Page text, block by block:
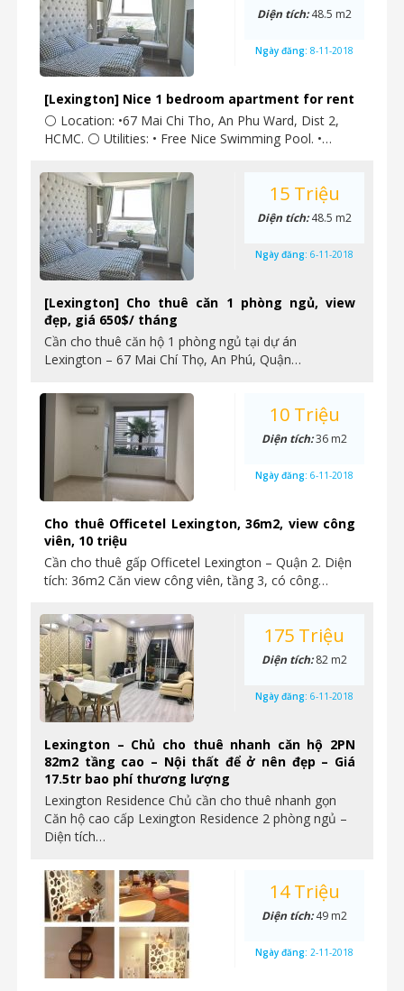
[Lexington] Nice 1 bedroom apartment for rent
⚪ Location: •67 Mai Chi Tho, An Phu Ward, Dist 2,
HCMC. ⚪ Utilities: • Free Nice Swimming Pool. •…
Diện tích:48.5 m2
Ngày đăng: 8-11-2018
[Lexington] Cho thuê căn 1 phòng ngủ, view
đẹp, giá 650$/ tháng
Cần cho thuê căn hộ 1 phòng ngủ tại dự án
Lexington – 67 Mai Chí Thọ, An Phú, Quận…
15 Triệu
Diện tích:48.5 m2
Ngày đăng: 6-11-2018
Cho thuê Officetel Lexington, 36m2, view công
viên, 10 triệu
Cần cho thuê gấp Officetel Lexington – Quận 2. Diện
tích: 36m2 Căn view công viên, tầng 3, có công…
10 Triệu
Diện tích:36 m2
Ngày đăng: 6-11-2018
Lexington – Chủ cho thuê nhanh căn hộ 2PN
82m2 tầng cao – Nội thất để ở nên đẹp – Giá
17.5tr bao phí thương lượng
Lexington Residence Chủ cần cho thuê nhanh gọn
Căn hộ cao cấp Lexington Residence 2 phòng ngủ –
Diện tích…
175 Triệu
Diện tích:82 m2
Ngày đăng: 6-11-2018
14 Triệu
Diện tích:49 m2
Ngày đăng: 2-11-2018